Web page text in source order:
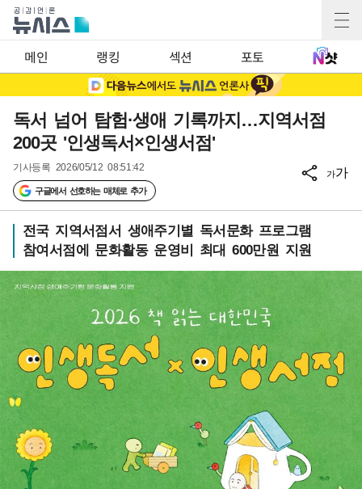
메인 랭킹 섹션 포토
독서 넘어 탐험·생애 기록까지…지역서점
200곳 '인생독서×인생서점'
기사등록 2026/05/12 08:51:42
구글에서 선호하는 매체로 추가
가가
전국 지역서점서 생애주기별 독서문화 프로그램
참여서점에 문화활동 운영비 최대 600만원 지원